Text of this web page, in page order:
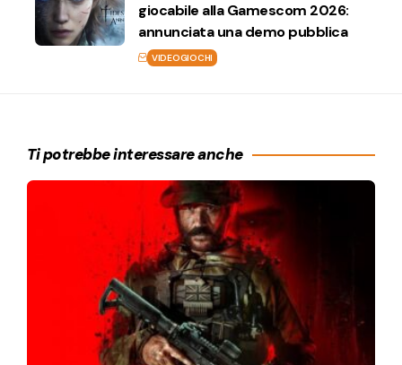
giocabile alla Gamescom 2026:
annunciata una demo pubblica
VIDEOGIOCHI
Ti potrebbe interessare anche